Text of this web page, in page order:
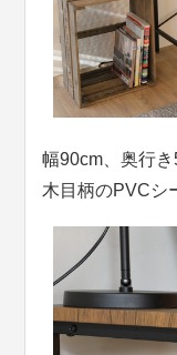
幅90cm、奥行
木目柄のPVCシ